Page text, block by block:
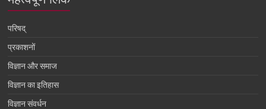
परिषद्
प्रकाशनों
विज्ञान और समाज
विज्ञान का इतिहास
विज्ञान संवर्धन